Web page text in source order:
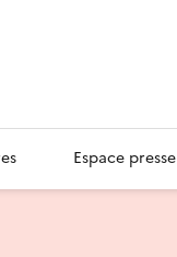
Espace presse